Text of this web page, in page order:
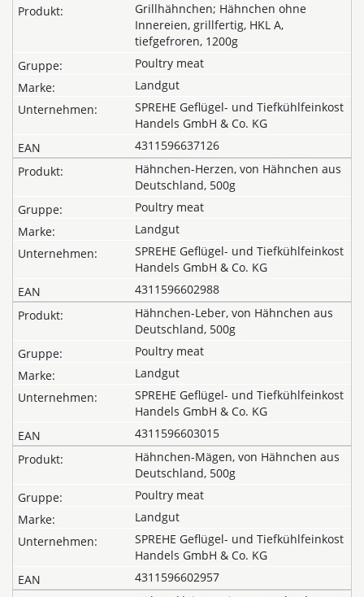
Grillhähnchen; Hähnchen ohne
Innereien, grillfertig, HKL A,
tiefgefroren, 1200g
Poultry meat
Landgut
SPREHE Geflügel- und Tiefkühlfeinkost
Handels GmbH & Co. KG
4311596637126
Hähnchen-Herzen, von Hähnchen aus
Deutschland, 500g
Poultry meat
Landgut
SPREHE Geflügel- und Tiefkühlfeinkost
Handels GmbH & Co. KG
4311596602988
Hähnchen-Leber, von Hähnchen aus
Deutschland, 500g
Poultry meat
Landgut
SPREHE Geflügel- und Tiefkühlfeinkost
Handels GmbH & Co. KG
4311596603015
Hähnchen-Mägen, von Hähnchen aus
Deutschland, 500g
Poultry meat
Landgut
SPREHE Geflügel- und Tiefkühlfeinkost
Handels GmbH & Co. KG
4311596602957